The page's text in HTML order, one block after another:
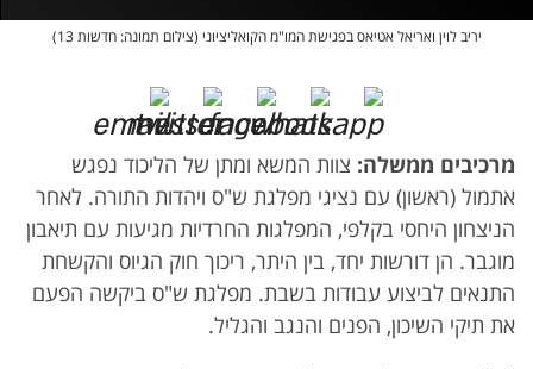
יריב לוין ואריאל אטיאס בפגישת המו"מ הקואליציוני (צילום תמונה: חדשות 13)
מרכיבים ממשלה: צוות המשא ומתן של הליכוד נפגש
אתמול (ראשון) עם נציגי מפלגת ש"ס ויהדות התורה. לאחר
הניצחון היחסי בקלפי, המפלגות החרדיות מגיעות עם תיאבון
מוגבר. הן דורשות יחד, בין היתר, ריכוך חוק הגיוס והקשחת
התנאים לביצוע עבודות בשבת. מפלגת ש"ס ביקשה הפעם
את תיקי השיכון, הפנים והנגב והגליל.